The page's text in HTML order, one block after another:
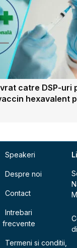
catre DSP-uri
hexavalent
Speakeri
Despre noi
Contact
Intrebari
frecvente
Termeni si conditii,